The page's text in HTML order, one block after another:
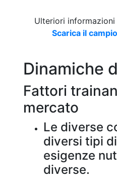
Ulteriori
Scarica il
Dinamiche
Fattori
mercato
Le diverse
diversi tipi
esigenze
diverse.